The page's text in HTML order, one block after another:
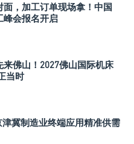
面，加工订单现场拿！中国
峰会报名开启
来佛山！2027佛山国际机床
当时
冀制造业终端应用精准供需